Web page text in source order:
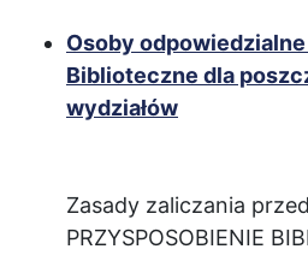
Osoby
Biblioteczne dla
wydziałów
Zasady zaliczania
PRZYSPOSOBIENIE